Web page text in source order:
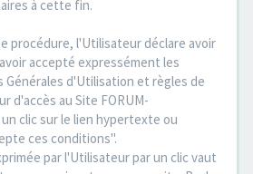
à cette fin.
procédure, l'Utilisateur déclare avoir
accepté expressément les
d'Utilisation et règles de
d'accès au Site FORUM-
un clic sur le lien hypertexte ou
ces conditions".
par l'Utilisateur par un clic vaut